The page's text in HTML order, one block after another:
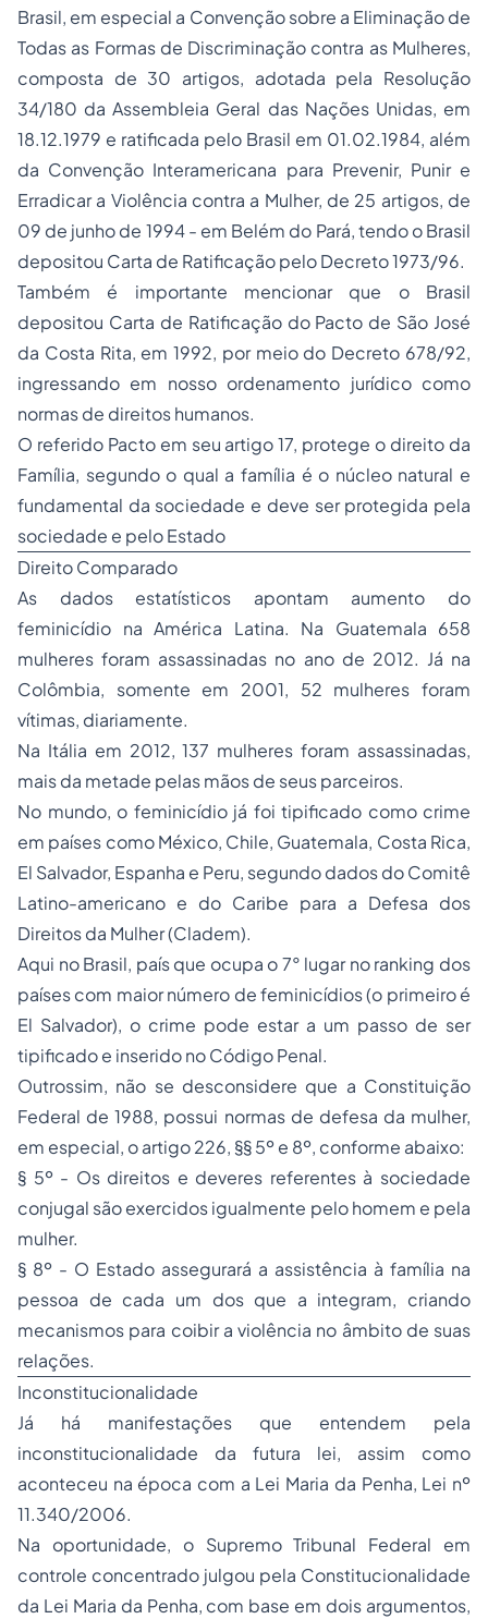
Brasil, em especial a Convenção sobre a Eliminação de
Todas as Formas de Discriminação contra as Mulheres,
composta de 30 artigos, adotada pela Resolução
34/180 da Assembleia Geral das Nações Unidas, em
18.12.1979 e ratificada pelo Brasil em 01.02.1984, além
da Convenção Interamericana para Prevenir, Punir e
Erradicar a Violência contra a Mulher, de 25 artigos, de
09 de junho de 1994 - em Belém do Pará, tendo o Brasil
depositou Carta de Ratificação pelo Decreto 1973/96.
Também é importante mencionar que o Brasil
depositou Carta de Ratificação do Pacto de São José
da Costa Rita, em 1992, por meio do Decreto 678/92,
ingressando em nosso ordenamento jurídico como
normas de direitos humanos.
O referido Pacto em seu artigo 17, protege o direito da
Família, segundo o qual a família é o núcleo natural e
fundamental da sociedade e deve ser protegida pela
sociedade e pelo Estado
Direito Comparado
As dados estatísticos apontam aumento do
feminicídio na América Latina. Na Guatemala 658
mulheres foram assassinadas no ano de 2012. Já na
Colômbia, somente em 2001, 52 mulheres foram
vítimas, diariamente.
Na Itália em 2012, 137 mulheres foram assassinadas,
mais da metade pelas mãos de seus parceiros.
No mundo, o feminicídio já foi tipificado como crime
em países como México, Chile, Guatemala, Costa Rica,
El Salvador, Espanha e Peru, segundo dados do Comitê
Latino-americano e do Caribe para a Defesa dos
Direitos da Mulher (Cladem).
Aqui no Brasil, país que ocupa o 7° lugar no ranking dos
países com maior número de feminicídios (o primeiro é
El Salvador), o crime pode estar a um passo de ser
tipificado e inserido no Código Penal.
Outrossim, não se desconsidere que a Constituição
Federal de 1988, possui normas de defesa da mulher,
em especial, o artigo 226, §§ 5º e 8º, conforme abaixo:
§ 5º - Os direitos e deveres referentes à sociedade
conjugal são exercidos igualmente pelo homem e pela
mulher.
§ 8º - O Estado assegurará a assistência à família na
pessoa de cada um dos que a integram, criando
mecanismos para coibir a violência no âmbito de suas
relações.
Inconstitucionalidade
Já há manifestações que entendem pela
inconstitucionalidade da futura lei, assim como
aconteceu na época com a Lei Maria da Penha, Lei nº
11.340/2006.
Na oportunidade, o Supremo Tribunal Federal em
controle concentrado julgou pela Constitucionalidade
da Lei Maria da Penha, com base em dois argumentos,